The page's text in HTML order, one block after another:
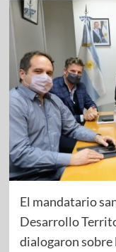
El mandatario
Desarrollo
dialogaron sobre